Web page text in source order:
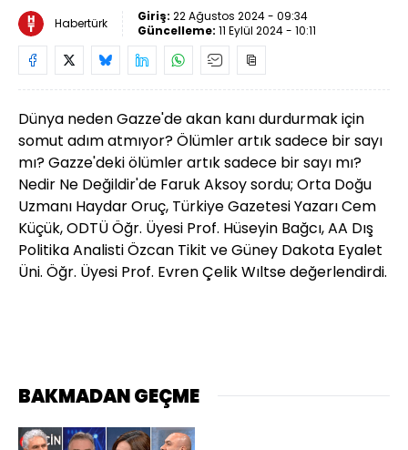
Habertürk Giriş: 22 Ağustos 2024 - 09:34
Güncelleme: 11 Eylül 2024 - 10:11
Dünya neden Gazze'de akan kanı durdurmak için
somut adım atmıyor? Ölümler artık sadece bir sayı
mı? Gazze'deki ölümler artık sadece bir sayı mı?
Nedir Ne Değildir'de Faruk Aksoy sordu; Orta Doğu
Uzmanı Haydar Oruç, Türkiye Gazetesi Yazarı Cem
Küçük, ODTÜ Öğr. Üyesi Prof. Hüseyin Bağcı, AA Dış
Politika Analisti Özcan Tikit ve Güney Dakota Eyalet
Üni. Öğr. Üyesi Prof. Evren Çelik Wıltse değerlendirdi.
BAKMADAN GEÇME